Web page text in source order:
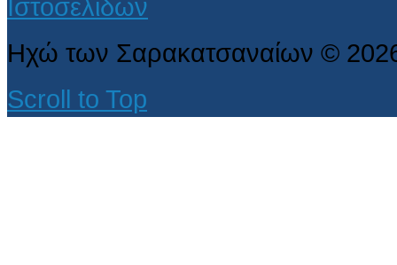
Ηχώ των Σαρακατσαναίων ©
Scroll to Top